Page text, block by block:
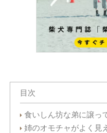
目次
食いしん坊な弟に譲っ
姉のオモチャがよく見